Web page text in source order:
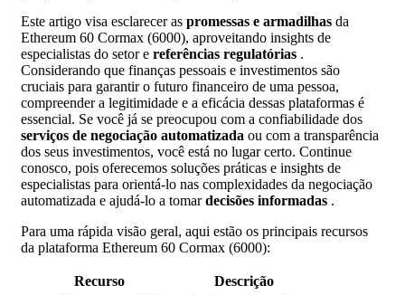
Este artigo visa esclarecer as promessas e armadilhas da
Ethereum 60 Cormax (6000), aproveitando insights de
especialistas do setor e referências regulatórias .
Considerando que finanças pessoais e investimentos são
cruciais para garantir o futuro financeiro de uma pessoa,
compreender a legitimidade e a eficácia dessas plataformas é
essencial. Se você já se preocupou com a confiabilidade dos
serviços de negociação automatizada ou com a transparência
dos seus investimentos, você está no lugar certo. Continue
conosco, pois oferecemos soluções práticas e insights de
especialistas para orientá-lo nas complexidades da negociação
automatizada e ajudá-lo a tomardecisões informadas .
Para uma rápida visão geral, aqui estão os principais recursos
da plataforma Ethereum 60 Cormax (6000):
Recurso
Descrição